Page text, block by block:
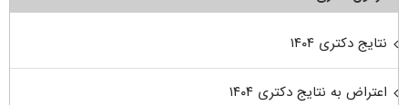
نتایج دکتری ۱۴۰۴
اعتراض به نتایج دکتری ۱۴۰۴